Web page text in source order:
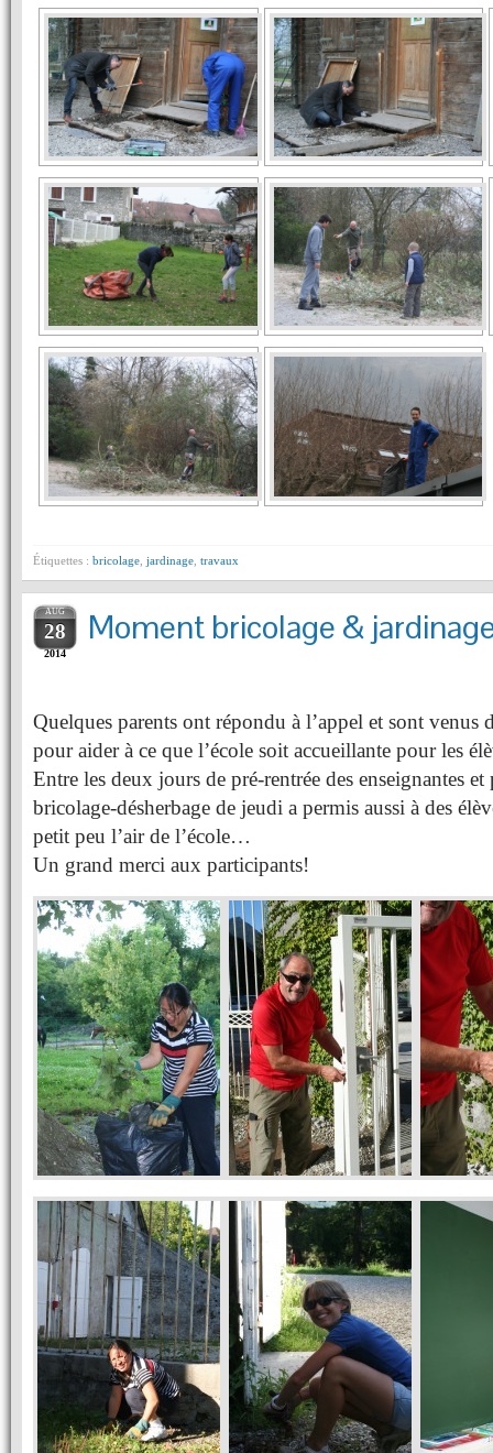
Étiquettes : bricolage jardinage travaux
AUG
28
2014
Moment bricolage &
Quelques parents ont répondu à l’appel et sont venus
pour aider à ce que l’école soit accueillante pour les
Entre les deux jours de pré-rentrée des enseignantes et
bricolage-désherbage de jeudi a permis aussi à des
petit peu l’air de l’école…
Un grand merci aux participants!